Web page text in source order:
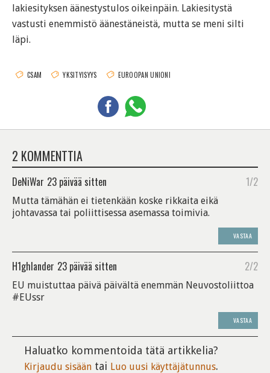
lakiesityksen äänestystulos oikeinpäin. Lakiesitystä
vastusti enemmistö äänestäneistä, mutta se meni silti
läpi.
CSAM YKSITYISYYS EUROOPAN UNIONI
2 KOMMENTTIA
DeNiWar 23 päivää sitten 1/2
Mutta tämähän ei tietenkään koske rikkaita eikä
johtavassa tai poliittisessa asemassa toimivia.
VASTAA
H1ghlander 23 päivää sitten 2/2
EU muistuttaa päivä päivältä enemmän Neuvostoliittoa
#EUssr
VASTAA
Haluatko kommentoida tätä artikkelia?
Kirjaudu sisään tai Luo uusi käyttäjätunnus.